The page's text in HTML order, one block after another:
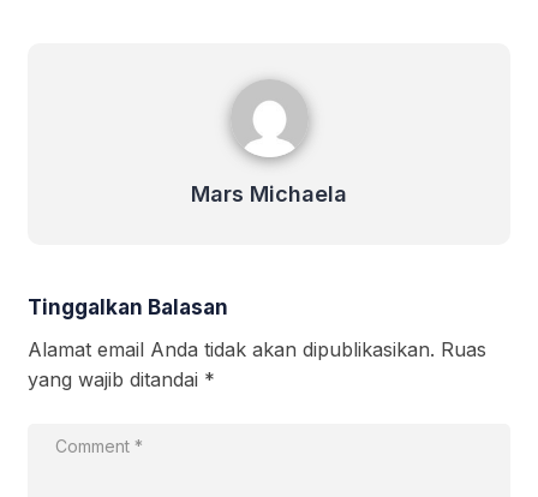
Mars Michaela
Tinggalkan Balasan
Alamat email Anda tidak akan dipublikasikan. Ruas
yang wajib ditandai *